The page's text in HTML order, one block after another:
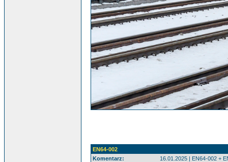
EN64-002
Komentarz:
16.01.2025 | EN64-002 +